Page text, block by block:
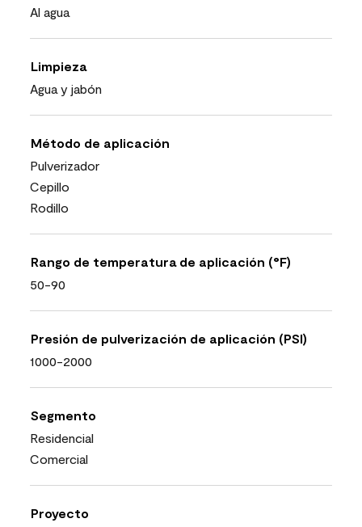
Al agua
Limpieza
Agua y jabón
Método de aplicación
Pulverizador
Cepillo
Rodillo
Rango de temperatura de aplicación (°F)
50-90
Presión de pulverización de aplicación (PSI)
1000-2000
Segmento
Residencial
Comercial
Proyecto